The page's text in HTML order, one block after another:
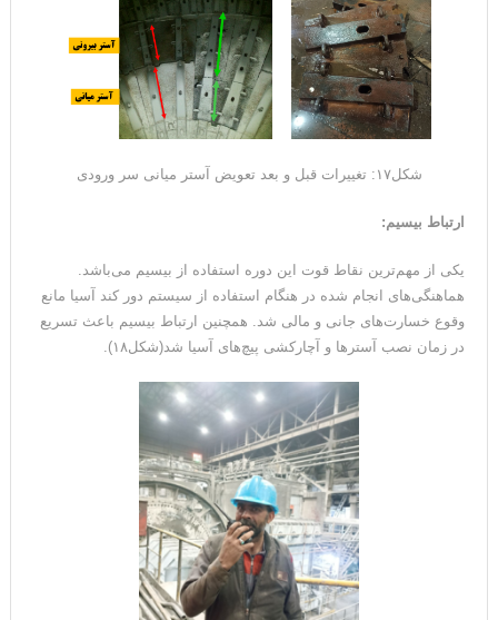
شکل۱۷: تغییرات قبل و بعد تعویض آستر میانی سر ورودی
ارتباط بیسیم :
یکی از مهم‌ترین نقاط قوت این دوره استفاده از بیسیم می‌باشد.
هماهنگی‌های انجام شده در هنگام استفاده از سیستم دور کند آسیا مانع
وقوع خسارت‌های جانی و مالی شد. همچنین ارتباط بیسیم باعث تسریع
در زمان نصب آسترها و آچارکشی پیچ‌های آسیا شد(شکل۱۸).